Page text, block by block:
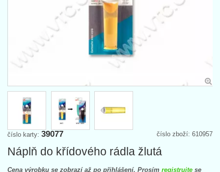
číslo zboží: 610957
číslo karty: 39077
Náplň do křídového rádla žlutá
Cena výrobku se zobrazí až po přihlášení. Prosím registrujte se